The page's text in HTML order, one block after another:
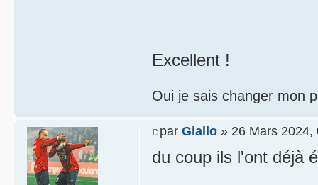
Excellent !
Oui je sais changer mon
par Giallo » 26 Mars 2024,
du coup ils l'ont déjà